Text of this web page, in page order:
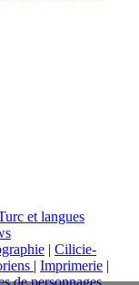
et langues
| Cilicie-
| Imprimerie |
de personnages